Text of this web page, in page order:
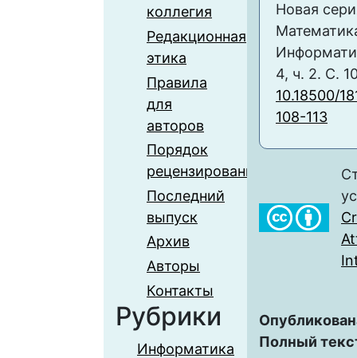
коллегия
Редакционная
этика
Правила
для
авторов
Порядок
рецензирования
Последний
выпуск
Архив
Авторы
Контакты
Рубрики
Информатика
Новая
4, ч. 2. С.
10.18500/
108-113
Полный